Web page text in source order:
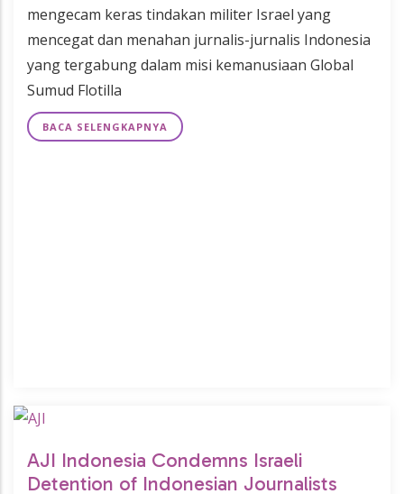
mengecam keras tindakan militer Israel yang
mencegat dan menahan jurnalis-jurnalis Indonesia
yang tergabung dalam misi kemanusiaan Global
Sumud Flotilla
BACA SELENGKAPNYA
AJI Indonesia Condemns Israeli
Detention of Indonesian Journalists